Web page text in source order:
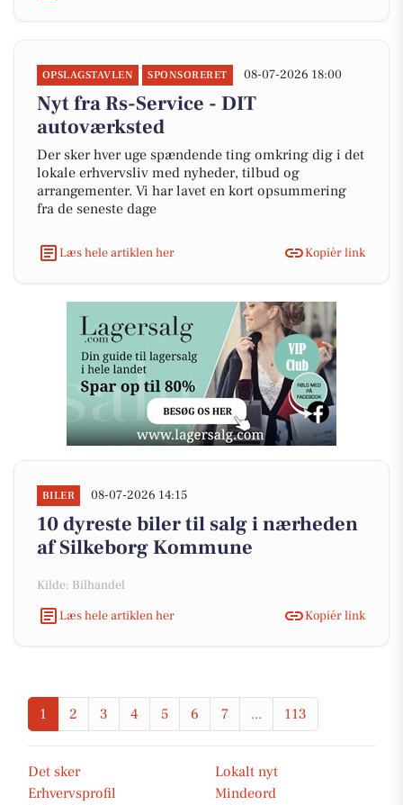
OPSLAGSTAVLEN SPONSORERET 08-07-2026 18:00
Nyt fra Rs-Service - DIT
autoværksted
Der sker hver uge spændende ting omkring dig i det
lokale erhvervsliv med nyheder, tilbud og
arrangementer. Vi har lavet en kort opsummering
fra de seneste dage
Læs hele artiklen her Kopiér link
BILER 08-07-2026 14:15
10 dyreste biler til salg i nærheden
af Silkeborg Kommune
Kilde: Bilhandel
Læs hele artiklen her
Kopiér link
1 2 3 4 5 6 7 ... 113
Det sker
Lokalt nyt
Erhvervsprofil
Mindeord